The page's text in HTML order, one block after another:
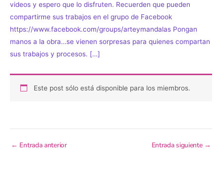
videos y espero que lo disfruten. Recuerden que pueden
compartirme sus trabajos en el grupo de Facebook
https://www.facebook.com/groups/arteymandalas Pongan
manos a la obra…se vienen sorpresas para quienes compartan
sus trabajos y procesos. […]
Este post sólo está disponible para los miembros.
← Entrada anterior Entrada siguiente →